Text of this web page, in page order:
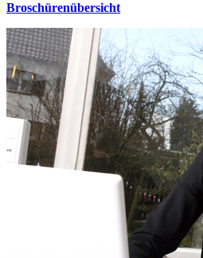
Broschürenübersicht